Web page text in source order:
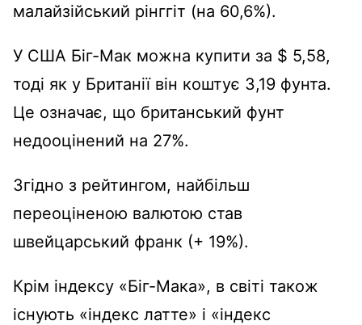
малайзійський рінггіт (на 60,6%).
У США Біг-Мак можна купити за $ 5,58,
тоді як у Британії він коштує 3,19 фунта.
Це означає, що британський фунт
недооцінений на 27%.
Згідно з рейтингом, найбільш
переоціненою валютою став
швейцарський франк (+ 19%).
Крім індексу «Біг-Мака», в світі також
існують «індекс латте» і «індекс